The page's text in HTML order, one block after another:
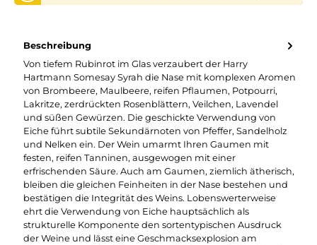
Beschreibung
Von tiefem Rubinrot im Glas verzaubert der Harry
Hartmann Somesay Syrah die Nase mit komplexen Aromen
von Brombeere, Maulbeere, reifen Pflaumen, Potpourri,
Lakritze, zerdrückten Rosenblättern, Veilchen, Lavendel
und süßen Gewürzen. Die geschickte Verwendung von
Eiche führt subtile Sekundärnoten von Pfeffer, Sandelholz
und Nelken ein. Der Wein umarmt Ihren Gaumen mit
festen, reifen Tanninen, ausgewogen mit einer
erfrischenden Säure. Auch am Gaumen, ziemlich ätherisch,
bleiben die gleichen Feinheiten in der Nase bestehen und
bestätigen die Integrität des Weins. Lobenswerterweise
ehrt die Verwendung von Eiche hauptsächlich als
strukturelle Komponente den sortentypischen Ausdruck
der Weine und lässt eine Geschmacksexplosion am